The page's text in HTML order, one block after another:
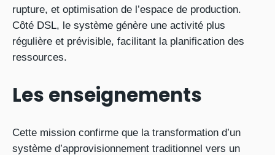
rupture, et optimisation de l’espace de production.
Côté DSL, le système génère une activité plus
régulière et prévisible, facilitant la planification des
ressources.
Les enseignements
Cette mission confirme que la transformation d’un
système d’approvisionnement traditionnel vers un